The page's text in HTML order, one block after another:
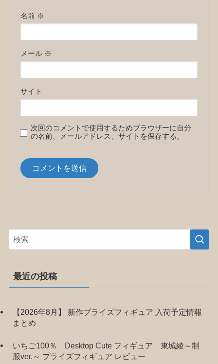
名前 ※
メール ※
サイト
次回のコメントで使用するためブラウザーに自分
の名前、メールアドレス、サイトを保存する。
最近の投稿
【2026年8月】 新作プライズフィギュア 入荷予定情報
まとめ
いちご100％ Desktop Cute フィギュア 東城綾～制
服ver.～ プライズフィギュア レビュー